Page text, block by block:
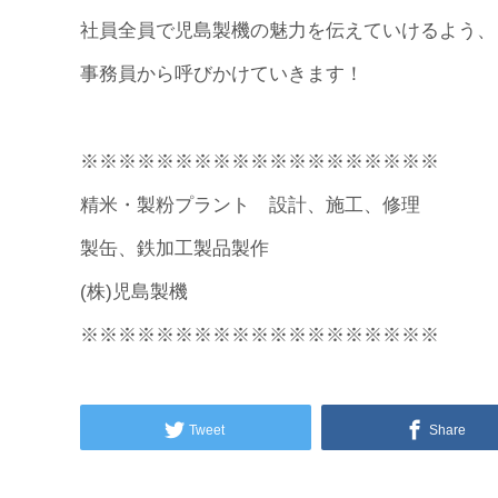
社員全員で児島製機の魅力を伝えていけるよう、
事務員から呼びかけていきます！
※※※※※※※※※※※※※※※※※※※
精米・製粉プラント 設計、施工、修理
製缶、鉄加工製品製作
(株)児島製機
※※※※※※※※※※※※※※※※※※※
Tweet Share